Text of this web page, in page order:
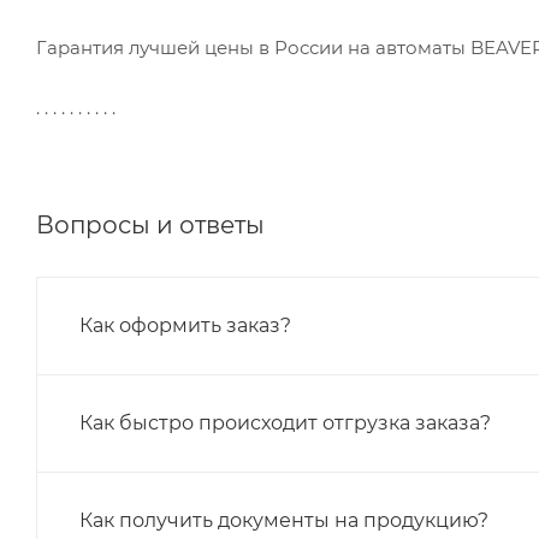
Гарантия лучшей цены в России на автоматы
. . . . . . . . . .
Вопросы и ответы
Как оформить заказ?
Как быстро происходит отгрузка заказа?
Как получить документы на продукцию?